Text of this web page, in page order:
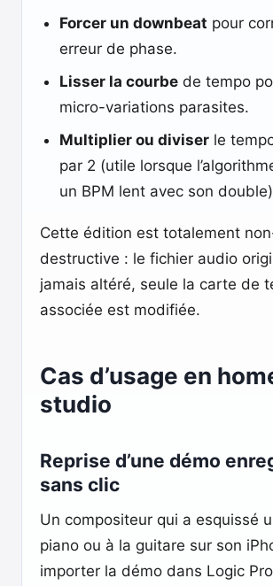
Forcer un downbeat pour
erreur de phase.
Lisser la courbe de tempo
micro-variations parasites.
Multiplier ou diviser le
par 2 (utile lorsque
un BPM lent avec son
Cette édition est totalement
destructive : le fichier audio
jamais altéré, seule la carte de
associée est modifiée.
Cas d’usage en
studio
Reprise d’une démo
sans clic
Un compositeur qui a esquissé
piano ou à la guitare sur son
importer la démo dans Logic